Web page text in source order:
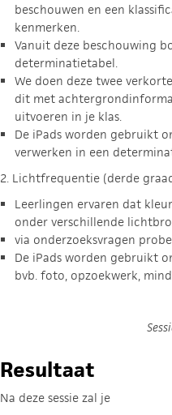
beschouwen en een
kenmerken.
Vanuit deze beschouwing
determinatietabel.
We doen deze twee
dit met
uitvoeren in je klas.
De iPads worden gebruikt
verwerken in een
2. Lichtfrequentie (derde
Leerlingen ervaren dat
onder verschillende
via onderzoeksvragen
De iPads worden gebruikt
bvb. foto, opzoekwerk,
Resultaat
Na deze sessie zal je